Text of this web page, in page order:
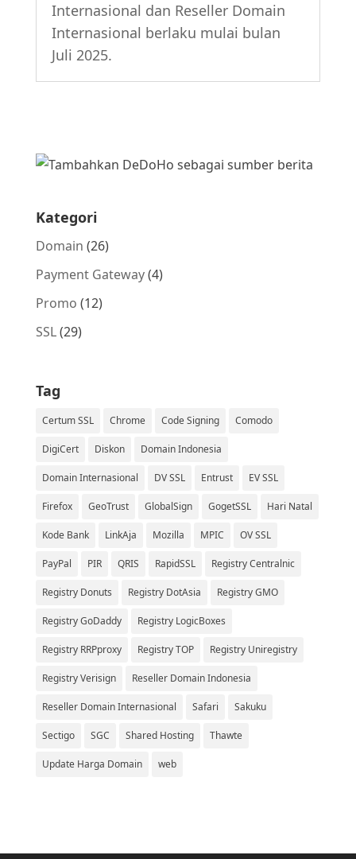
Internasional dan Reseller Domain
Internasional berlaku mulai bulan
Juli 2025.
Kategori
Domain (26)
Payment Gateway(4)
Promo (12)
SSL(29)
Tag
Certum SSL Chrome Code Signing Comodo
DigiCert Diskon Domain Indonesia
Domain Internasional DV SSL Entrust EV SSL
Firefox GeoTrust GlobalSign GogetSSL Hari Natal
Kode Bank LinkAja Mozilla MPIC OV SSL
PayPal PIR QRIS RapidSSL Registry Centralnic
Registry Donuts Registry DotAsia Registry GMO
Registry GoDaddy Registry LogicBoxes
Registry RRPproxy Registry TOP Registry Uniregistry
Registry Verisign Reseller Domain Indonesia
Reseller Domain Internasional Safari Sakuku
Sectigo SGC Shared Hosting Thawte
Update Harga Domain web